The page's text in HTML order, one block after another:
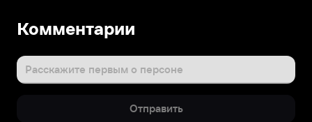
Комментарии
Расскажите первым о персоне
Отправить